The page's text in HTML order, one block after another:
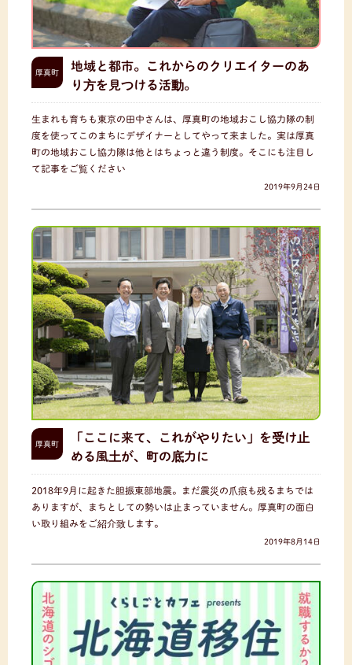
厚真町
地域と都市。これからのクリエイターのあ
り方を見つける活動。
生まれも育ちも東京の田中さんは、厚真町の地域おこし協力隊の制
度を使ってこのまちにデザイナーとしてやって来ました。実は厚真
町の地域おこし協力隊は他とはちょっと違う制度。そこにも注目し
て記事をご覧ください
2019年9月24日
厚真町
「ここに来て、これがやりたい」を受け止
める風土が、町の底力に
2018年9月に起きた胆振東部地震。まだ震災の爪痕も残るまちでは
ありますが、まちとしての勢いは止まっていません。厚真町の面白
い取り組みをご紹介致します。
2019年8月14日